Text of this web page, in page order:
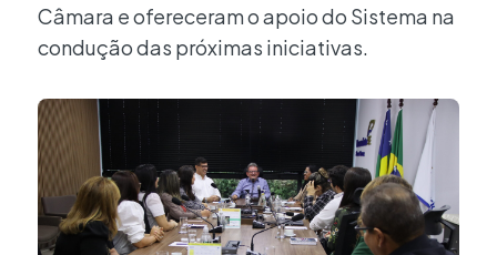
Câmara e ofereceram o apoio do Sistema na
condução das próximas iniciativas.